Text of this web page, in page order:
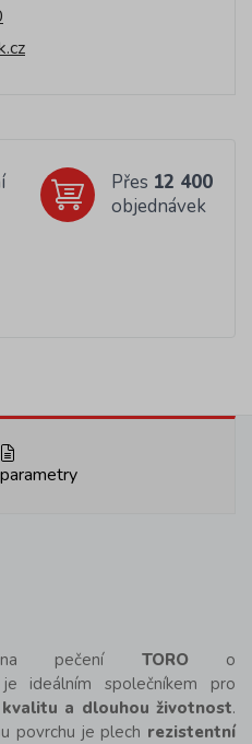
Přes 12 400
objednávek
pečení TORO
o
je ideálním společníkem pro
a dlouhou životnost.
povrchu je plech rezistentní